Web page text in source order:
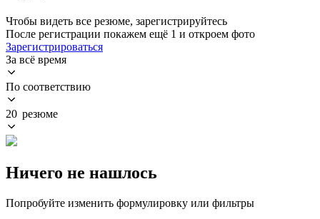
Чтобы видеть все резюме, зарегистрируйтесь
После регистрации покажем ещё 1 и откроем фото
Зарегистрироваться
За всё время
По соответствию
20 резюме
Ничего не нашлось
Попробуйте изменить формулировку или фильтры